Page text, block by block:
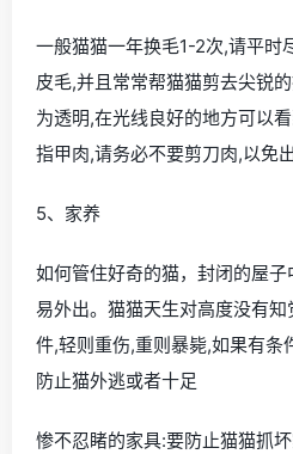
一般猫猫一年换毛1-2次,请平时
皮毛,并且常常帮猫猫剪去尖锐
为透明,在光线良好的地方可以
指甲肉,请务必不要剪刀肉,以免出
5、家养
如何管住好奇的猫，封闭的屋
易外出。猫猫天生对高度没有
件,轻则重伤,重则暴毙,如果有条
防止猫外逃或者十足
惨不忍睹的家具:要防止猫猫抓